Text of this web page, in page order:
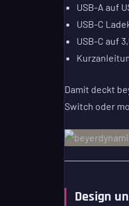
USB-A auf
USB-C
USB-C auf
Damit deckt
Switch oder
Design